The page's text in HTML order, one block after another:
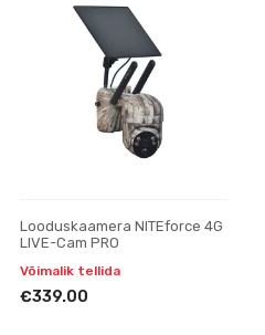
Looduskaamera NITEforce 4G
LIVE-Cam PRO
Võimalik tellida
€339.00